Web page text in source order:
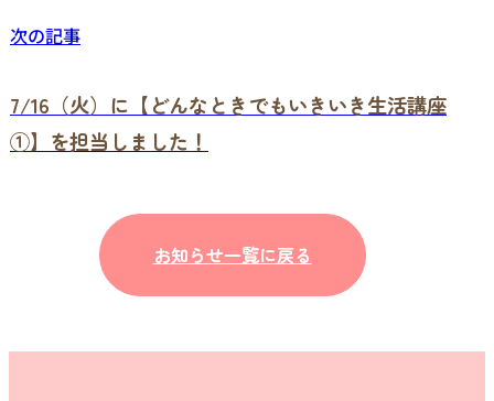
次の記事
7/16（火）に【どんなときでもいきいき生活講座
①】を担当しました！
お知らせ一覧に戻る